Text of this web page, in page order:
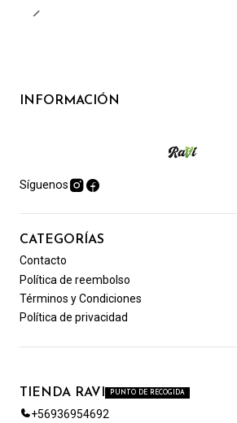
INFORMACIÓN
Síguenos
CATEGORÍAS
Contacto
Política de reembolso
Términos y Condiciones
Política de privacidad
TIENDA RAVI PUNTO DE RECOGIDA
+56936954692